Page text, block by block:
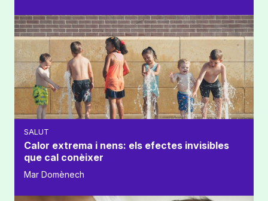
SALUT
Calor extrema i nens: els efectes invisibles
que cal conèixer
Mar Domènech